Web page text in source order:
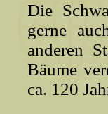
Die
gerne
anderen
Bäume
ca. 120